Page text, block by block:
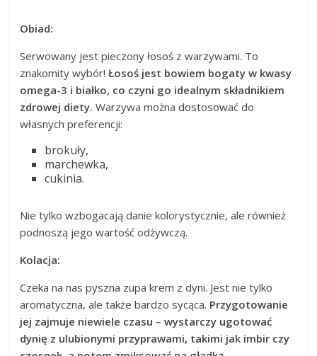
Obiad:
Serwowany jest pieczony łosoś z warzywami. To
znakomity wybór!Łosoś jest bowiem bogaty w kwasy
omega-3 i białko, co czyni go idealnym składnikiem
zdrowej diety. Warzywa można dostosować do
własnych preferencji:
brokuły,
marchewka,
cukinia.
Nie tylko wzbogacają danie kolorystycznie, ale również
podnoszą jego wartość odżywczą.
Kolacja:
Czeka na nas pyszna zupa krem z dyni. Jest nie tylko
aromatyczna, ale także bardzo sycąca. Przygotowanie
jej zajmuje niewiele czasu – wystarczy ugotować
dynię z ulubionymi przyprawami, takimi jak imbir czy